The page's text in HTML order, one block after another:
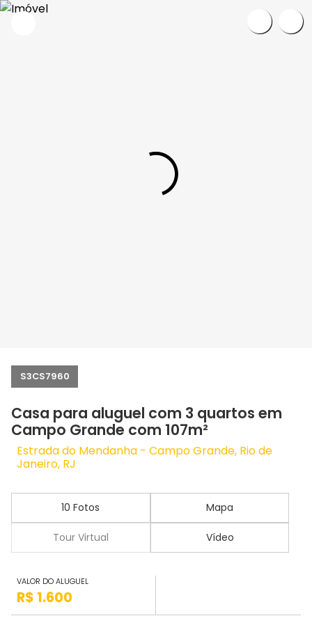
S3CS7960
Casa para aluguel com 3 quartos em
Campo Grande com 107m²
Estrada do Mendanha - Campo Grande, Rio de
Janeiro, RJ
10 Fotos Mapa
Tour Virtual Vídeo
VALOR DO ALUGUEL
R$ 1.600